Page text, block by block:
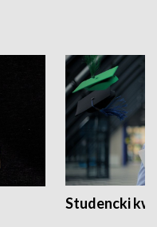
Studencki